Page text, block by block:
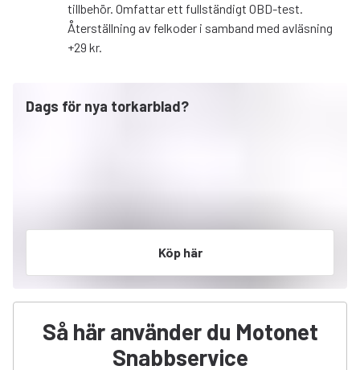
tillbehör. Omfattar ett fullständigt OBD-test.
Återställning av felkoder i samband med avläsning
+29 kr.
Dags för nya torkarblad?
Köp här
Så här använder du Motonet
Snabbservice